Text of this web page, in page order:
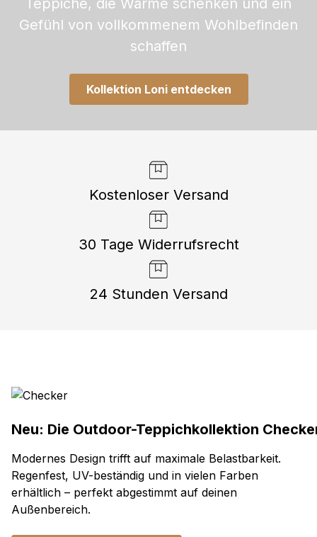
Gefühl von vollkommenem Wohlbefinden
schaffen
Kollektion Loni entdecken
Kostenloser Versand
30 Tage Widerrufsrecht
24 Stunden Versand
Neu: Die Outdoor-Teppichkollektion
Modernes Design trifft auf maximale Belastbarkeit.
Regenfest, UV-beständig und in vielen Farben
erhältlich – perfekt abgestimmt auf deinen
Außenbereich.